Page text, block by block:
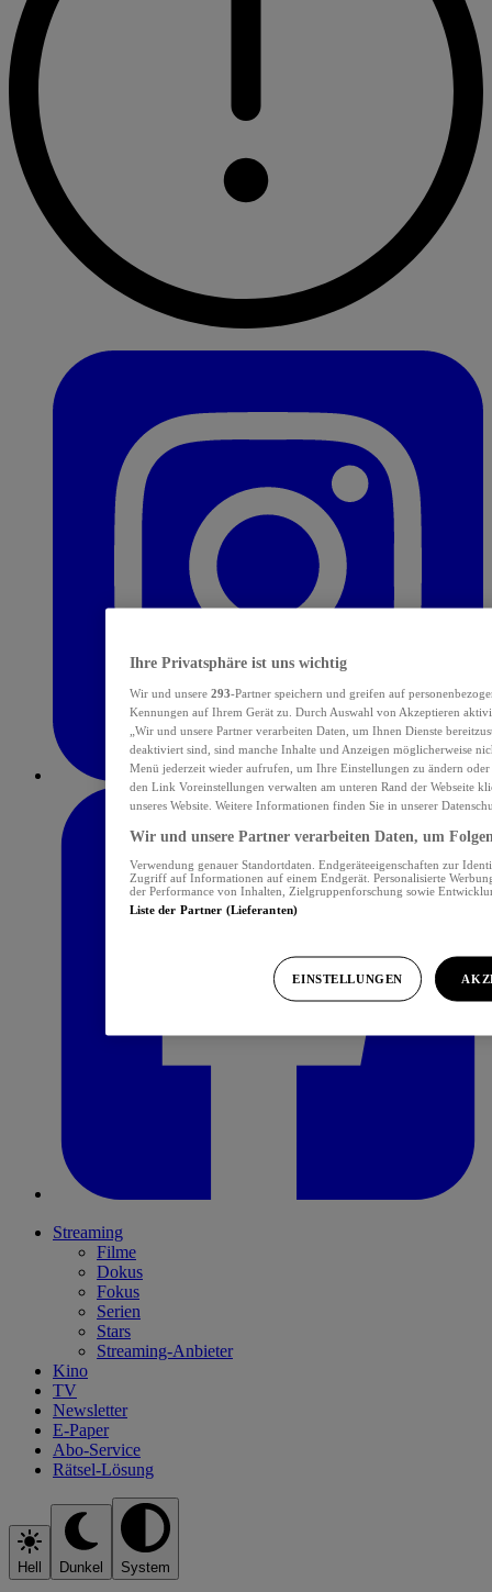
Streaming
Filme
Dokus
Fokus
Serien
Stars
Streaming-Anbieter
Kino
TV
Newsletter
E-Paper
Abo-Service
Rätsel-Lösung
Hell Dunkel System
Ihre Privatsphäre ist uns wichtig
Wir und unsere 293-Partner speichern und greifen auf
Kennungen auf Ihrem Gerät zu. Durch Auswahl von Akzeptieren
„Wir und unsere Partner verarbeiten Daten, um Ihnen Dienste
deaktiviert sind, sind manche Inhalte und Anzeigen möglicherweise
Menü jederzeit wieder aufrufen, um Ihre Einstellungen zu ändern
den Link Voreinstellungen verwalten am unteren Rand der Webseite
unseres Website. Weitere Informationen finden Sie in unserer
Wir und unsere Partner verarbeiten Daten, um
Verwendung genauer Standortdaten. Endgeräteeigenschaften zur
Zugriff auf Informationen auf einem Endgerät. Personalisierte
der Performance von Inhalten, Zielgruppenforschung sowie
Liste der Partner (Lieferanten)
EINSTELLUNGEN